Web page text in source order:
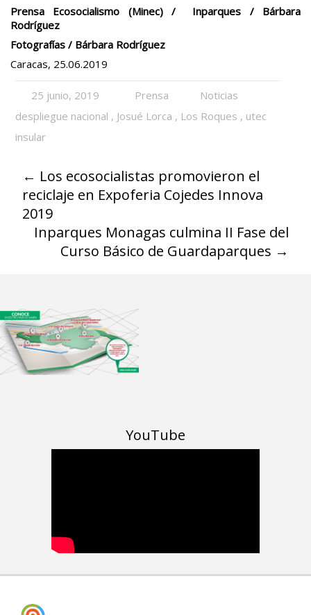
Prensa Ecosocialismo (Minec) / Inparques / Bárbara
Rodríguez
Fotografías / Bárbara Rodríguez
Caracas, 25.06.2019
25 junio, 2019 Prensa
Noticias
despliegue nacional , Josué Lorca , Los Roques , utec
insular
← Los ecosocialistas promovieron el
reciclaje en Expoferia Cojedes Innova
2019
Inparques Monagas culmina II Fase del
Curso Básico de Guardaparques →
YouTube